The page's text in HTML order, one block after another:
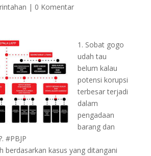
| 0 Komentar
1. Sobat gogo
udah tau
belum kalau
potensi korupsi
terbesar terjadi
dalam
pengadaan
barang dan
#PBJP
berdasarkan kasus yang ditangani